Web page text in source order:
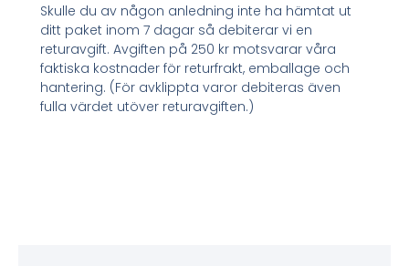
Skulle du av någon anledning inte ha hämtat ut
ditt paket inom 7 dagar så debiterar vi en
returavgift. Avgiften på 250 kr motsvarar våra
faktiska kostnader för returfrakt, emballage och
hantering. (För avklippta varor debiteras även
fulla värdet utöver returavgiften.)